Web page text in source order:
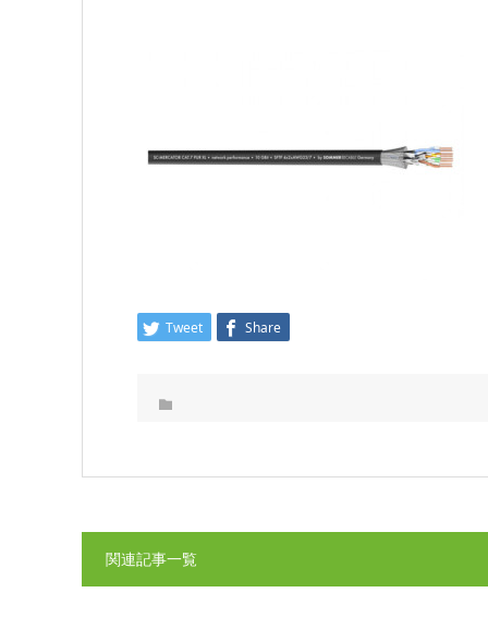
Tweet Share
関連記事一覧